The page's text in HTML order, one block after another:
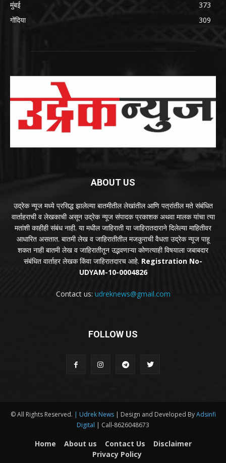
मुंबई
373
गोंदिया
309
ABOUT US
उद्रेक न्यूज मध्ये प्रसिद्ध झालेल्या बातमीतील लेखांतील आणि पत्रांतील मते संबंधित
वार्ताहराची व लेखकाची असून उद्रेक न्यूज संपादक प्रकाशक अथवा मालक यांचा त्या
मतांशी काहीही संबंध नाही. या मधील जाहिराती या जाहिरातदाराने दिलेल्या माहितीवर
आधारित असतात. बातमी लेख व जाहिरातीतील मजकुराची वैधता उद्रेक न्यूज पाहू
शकत नाही बातमी लेख व जाहिरातीतून उद्भवणाऱ्या कोणत्याही विषयाला जबाबदार
संबंधित वार्ताहर लेखक किंवा जाहिरातदारच आहे. Registration No-
UDYAM-10-0004826
Contact us: udreknews@gmail.com
FOLLOW US
© All Rights Reserved. | Udrek News | Design and Developed ByAdsinfi
Digital | Call-8626048673
Home About us Contact Us
Disclaimer
Privacy Policy